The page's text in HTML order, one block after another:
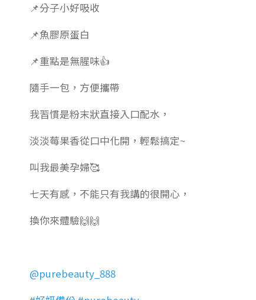
📌分子小好吸收
📌魚膠原蛋白
📌重點是無腥味👍
隨手一包，方便攜帶
我習慣是粉末狀直接入口配水，
淡淡莓果香從口中化開，輕鬆搞定~
叫我最美孕婦🥰
七天有感，不能只有我講的很開心，
換你來體驗🙌🙌
@purebeauty_888